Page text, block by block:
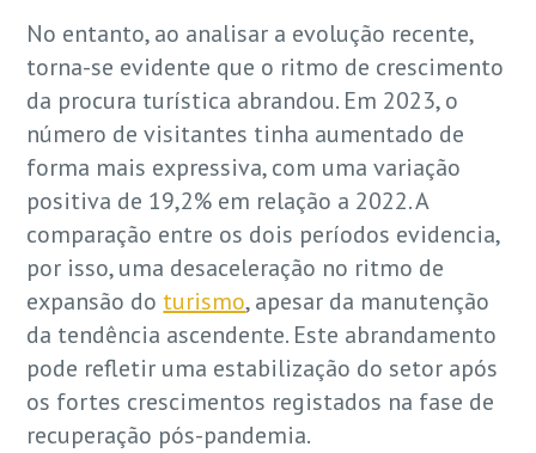
No entanto, ao analisar a evolução recente,
torna-se evidente que o ritmo de crescimento
da procura turística abrandou. Em 2023, o
número de visitantes tinha aumentado de
forma mais expressiva, com uma variação
positiva de 19,2% em relação a 2022. A
comparação entre os dois períodos evidencia,
por isso, uma desaceleração no ritmo de
expansão do turismo, apesar da manutenção
da tendência ascendente. Este abrandamento
pode refletir uma estabilização do setor após
os fortes crescimentos registados na fase de
recuperação pós-pandemia.